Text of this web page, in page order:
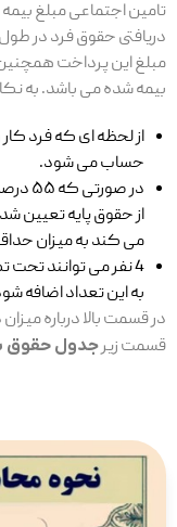
دریافتی حقوق فرد در
بیمه شده می ‌باشد. به
از لحظه ای که فرد
حساب می شود.
در
از حقوق پایه تعیین
می کند به میزان
4 نفر می توانند
به این تعداد اضافه شود 10 درصد مقدار بیمه افزایش پیدا می
در قسمت بالا درباره
قسمت زیرجدول حقوق